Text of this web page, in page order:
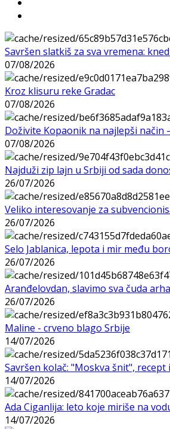
Savršen slatkiš za sva vremena:
07/08/2026
Kroz klisuru reke Gradac
07/08/2026
Doživite Kopaonik na najlepši način
07/08/2026
Najduži zip lajn u Srbiji od sada
26/07/2026
Veliko interesovanje za
26/07/2026
Selo Jablanica, lepota i mir među
26/07/2026
Aranđelovdan, slavimo sva čuda
26/07/2026
Maline - crveno blago Srbije
14/07/2026
Savršen kolač: "Moskva šnit",
14/07/2026
Ada Ciganlija: leto koje miriše na
14/07/2026